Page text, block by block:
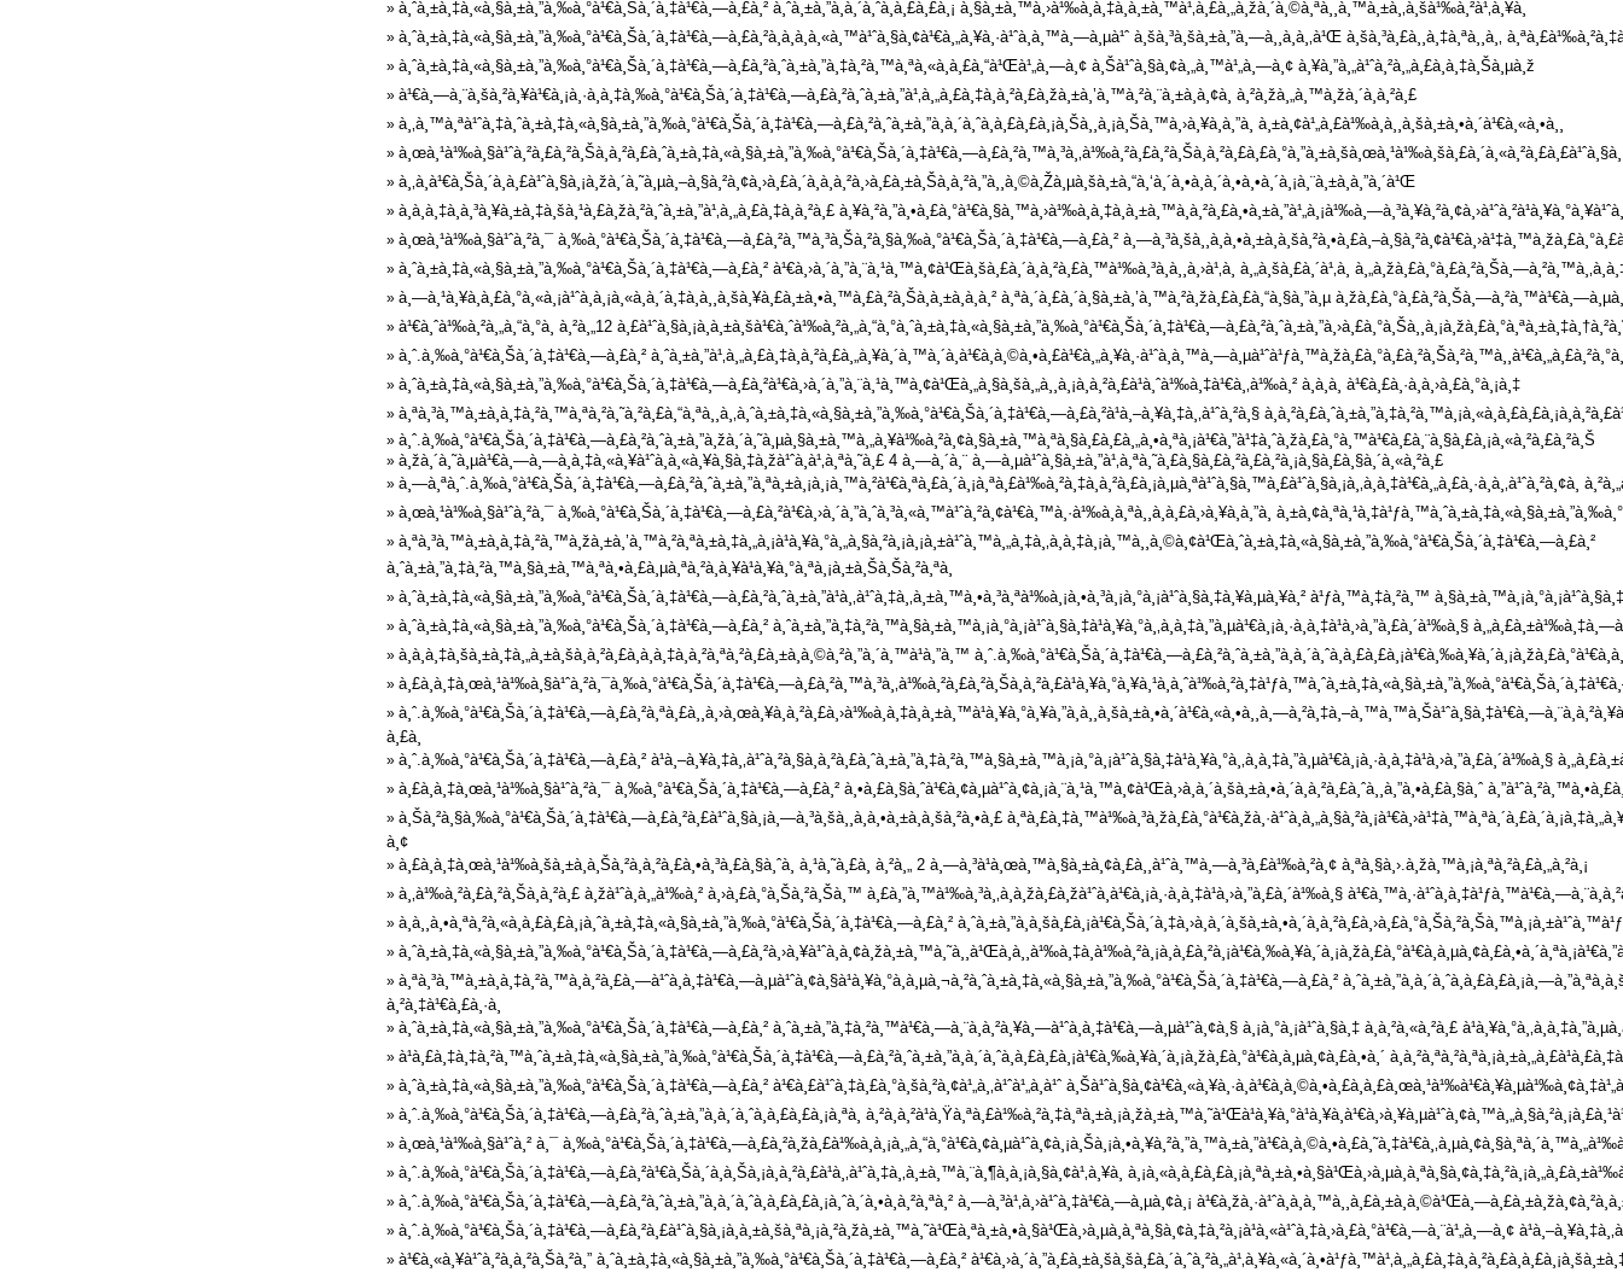
» à¸ˆà¸±à¸‡à¸«à¸§à¸±à¸”à¸‰à¸°à¹€à¸Šà¸´à¸‡à¹€à¸—à¸£à¸² à¸ˆà¸±à¸”à¸à¸´à¸ˆà¸à¸£à¸£à¸¡ à¸§à¸±à¸™à¸›à¹‰à¸­à¸‡à¸à¸±à¸™à¹‚à¸£à¸„à¸žà¸´à¸©à¸ªà¸¸à¸™à¸±à¸‚à¸šà¹‰à¸²à¹‚à¸¥à¸
» à¸ˆà¸±à¸‡à¸«à¸§à¸±à¸”à¸‰à¸°à¹€à¸Šà¸´à¸‡à¹€à¸—à¸£à¸²à¸­à¸­à¸à¸«à¸™à¹ˆà¸§à¸¢à¹€à¸„à¸¥à¸·à¹ˆà¸­à¸™à¸—à¸µà¹ˆ à¸šà¸³à¸šà¸±à¸”à¸—à¸¸à¸à¸‚à¹Œ à¸šà¸³à¸£à¸¸à¸‡à¸ªà¸¸à¸‚
» à¸ˆà¸±à¸‡à¸«à¸§à¸±à¸”à¸‰à¸°à¹€à¸Šà¸´à¸‡à¹€à¸—à¸£à¸²à¸ˆà¸±à¸”à¸‡à¸²à¸™à¸ªà¸«à¸à¸£à¸“à¹Œà¹„à¸—à¸¢ à¸Šà¹ˆà¸§à¸¢à¸„à¸™à¹„à¸—à¸¢ à¸¥à¸”à¸„à¹ˆà¸²à¸„à¸£à¸­à¸‡à¸Šà¸µà¸ž
» à¹€à¸—à¸¨à¸šà¸²à¸¥à¹€à¸¡à¸·à¸­à¸‡à¸‰à¸°à¹€à¸Šà¸´à¸‡à¹€à¸—à¸£à¸²à¸ˆà¸±à¸”à¹‚à¸„à¸£à¸‡à¸à¸²à¸£à¸žà¸±à¸’à¸™à¸²à¸¨à¸±à¸à¸¢à¸ à¸²à¸žà¸„à¸™à¸žà¸´à¸à¸²à¸£
» à¸‚à¸™à¸ªà¹ˆà¸‡à¸ˆà¸±à¸‡à¸«à¸§à¸±à¸”à¸‰à¸°à¹€à¸Šà¸´à¸‡à¹€à¸—à¸£à¸²à¸ˆà¸±à¸”à¸à¸´à¸ˆà¸à¸£à¸£à¸¡à¸Šà¸¸à¸¡à¸Šà¸™à¸›à¸¥à¸­à¸”à¸ à¸±à¸¢à¹„à¸£à¹‰à¸­à¸¸à¸šà¸±à¸•à¸´à¹€à¸«à¸•à¸¸
»
» à¸‚à¸­à¹€à¸Šà¸´à¸à¸£à¹ˆà¸§à¸¡à¸žà¸´à¸˜à¸µà¸–à¸§à¸²à¸¢à¸›à¸£à¸´à¸à¸à¸²à¸›à¸£à¸±à¸Šà¸à¸²à¸”à¸¸à¸©à¸Žà¸µà¸šà¸±à¸“à¸‘à¸´à¸•à¸à¸´à¸•à¸•à¸´à¸¡à¸¨à¸±à¸à¸”à¸´à¹Œ
» à¸à¸­à¸‡à¸à¸³à¸¥à¸±à¸‡à¸šà¸¹à¸£à¸žà¸²à¸ˆà¸±à¸”à¹‚à¸„à¸£à¸‡à¸à¸²à¸£
» à¸œà¸¹à¹‰à¸§à¹ˆà¸²à¸¯ à¸‰à¸°à¹€à¸Šà¸´à¸‡à¹€à¸—à¸£à¸²à¸™à¸³à¸Šà¸²à¸§à¸‰à¸°à¹€à¸Šà¸´à¸‡à¹€à¸—à¸£à¸²
» à¸ˆà¸±à¸‡à¸«à¸§à¸±à¸”à¸‰à¸°à¹€à¸Šà¸´à¸‡à¹€à¸—à¸£à¸² à¹€à¸›à¸´à¸”à¸¨à¸¹à¸™à¸¢à¹Œà¸šà¸£à¸´à¸à¸²à¸£à¸™à¹‰à¸³à¸­à¸¸à¸›à¹‚à¸ à¸„à¸šà¸£à¸´à¹‚à¸
» à¸—à¸¹à¸¥à¸à¸£à¸°à¸«à¸¡à¹ˆà¸­à¸¡à¸«à¸à¸´à¸‡à¸­à¸¸à¸šà¸¥à¸£à¸±à¸•à¸™à¸£à¸²à¸Šà¸à¸±à¸à¸à¸² à¸ªà¸´à¸£à¸´à¸§à¸±à¸’à¸™à¸²à¸žà¸£à¸£à¸“à¸§à¸”à¸µ
» à¹€à¸ˆà¹‰à¸²à¸„à¸“à¸°à¸ à¸²à¸„12
» à¸ˆ.à¸‰à¸°à¹€à¸Šà¸´à¸‡à¹€à¸—à¸£à¸²
» à¸ˆà¸±à¸‡à¸«à¸§à¸±à¸”à¸‰à¸°à¹€à¸Šà¸´à¸‡à¹€à¸—à¸£à¸²à¹€à¸›à¸´à¸”à¸¨à¸¹à¸™à¸¢à¹Œà¸„à¸§à¸šà¸„à¸¸à¸¡à¸à¸²à¸£à¹à¸ˆà¹‰à¸‡à¹€à¸‚à¹‰à¸² à¸­à¸­à¸ à¹€à¸£à¸·à¸­à¸›à¸£à¸°à¸¡à¸‡
» à¸ªà¸³à¸™à¸±à¸à¸‡à¸²à¸™à¸ªà¸²à¸˜à¸²à¸£à¸“à¸ªà¸¸à¸‚à¸ˆà¸±à¸‡à¸«à¸§à¸±à¸”à¸‰à¸°à¹€à¸Šà¸´à¸‡à¹€à¸—à¸£à¸²à¹à¸–à¸¥à¸‡à¸‚à¹ˆà¸²à¸§
» à¸ˆ.à¸‰à¸°à¹€à¸Šà¸´à¸‡à¹€à¸—à¸£à¸²à¸ˆà¸±à¸”à¸žà¸´à¸˜à¸µà¸§à¸±à¸™à¸„à¸¥à¹‰à¸²à¸¢à¸§à¸±à¸™à¸ªà¸§à¸£à¸£à¸„à¸•à¸ªà¸¡à¹€à¸”à¹‡à¸ˆà¸žà¸£à¸°à¸™à¹€à¸£à¸¨à¸§à¸£à¸¡à¸«à¸²à¸£à¸²à¸Š
» à¸žà¸´à¸˜à¸µà¹€à¸—à¸—à¸­à¸‡à¸«à¸¥à¹ˆà¸­à¸«à¸¥à¸§à¸‡à¸žà¹ˆà¸­à¹‚à¸ªà¸˜à¸£ 4 à¸—à¸´à¸¨ à¸—à¸µà¹ˆà¸§à¸±à¸”à¹‚à¸ªà¸˜à¸£à¸§à¸£à¸²à¸£à¸²à¸¡à¸§à¸£à¸§à¸´à¸«à¸²à¸£
» à¸—à¸ªà¸ˆ.à¸‰à¸°à¹€à¸Šà¸´à¸‡à¹€à¸—à¸£à¸²à¸ˆà¸±à¸”à¸ªà¸±à¸¡à¸¡à¸™à¸²à¹€à¸ªà¸£à¸´à¸¡à¸ªà¸£à¹‰à¸²à¸‡à¸à¸²à¸£à¸¡à¸µà¸ªà¹ˆà¸§à¸™à¸£à¹ˆà¸§à¸¡à¸‚à¸­à¸‡à¹€à¸„à¸£à¸·à¸­à¸‚à¹ˆà¸²à¸¢à¸
» à¸œà¸¹à¹‰à¸§à¹ˆà¸²à¸¯ à¸‰à¸°à¹€à¸Šà¸´à¸‡à¹€à¸—à¸£à¸²à¹€à¸›à¸´à¸”à¸ˆà¸³à¸«à¸™à¹ˆà¸²à¸¢à¹€à¸™à¸·à¹‰à¸­à¸ªà¸¸à¸à¸£à¸›à¸¥à¸­à¸”à¸
» à¸ªà¸³à¸™à¸±à¸à¸‡à¸²à¸™à¸žà¸±à¸’à¸™à¸²à¸ªà¸±à¸‡à¸„à¸¡à¹à¸¥à¸°à¸„à¸§à¸²à¸¡à¸¡à¸±à¹ˆà¸™à¸„à¸‡à¸‚à¸­à¸‡à¸¡à¸™à¸¸à¸©à¸¢à¹Œà¸ˆà¸±à¸‡à¸«à¸§à¸±à¸”à¸‰à¸°à¹€à¸Šà¸´à¸‡à¹€à¸—à¸£à¸²
à¸ˆà¸±à¸”à¸‡à¸²à¸™à¸§à¸±à¸™à¸ªà¸•à¸£à¸µà¸ªà¸²à¸à¸¥à¹à¸¥à¸°à¸ªà¸¡à¸±à¸Šà¸Šà¸²à¸ªà¸
» à¸ˆà¸±à¸‡à¸«à¸§à¸±à¸”à¸‰à¸°à¹€à¸Šà¸´à¸‡à¹€à¸—à¸£à¸²à¸ˆà¸±à¸”à¹à¸‚à¹ˆà¸‡à¸‚à¸±à¸™à¸•à¸³à¸ªà¹‰à¸¡à¸•à¸³à¸¡à¸°à¸¡à¹ˆà¸§à¸‡à¸¥à¸µà¸¥à¸² à¹ƒà¸™à¸‡à¸²à¸™
» à¸ˆà¸±à¸‡à¸«à¸§à¸±à¸”à¸‰à¸°à¹€à¸Šà¸´à¸‡à¹€à¸—à¸£à¸² à¸ˆà¸±à¸”à¸‡à¸²à¸™à¸§à¸±à¸™à¸¡à¸°à¸¡à¹ˆà¸§à¸‡à¹à¸¥à¸°à¸‚à¸­à¸‡à¸”à¸µà¹€à¸¡à¸·à¸­à¸‡à¹à¸›à¸”à¸£à¸´à¹‰à¸§
» à¸à¸­à¸‡à¸šà¸±à¸‡à¸„à¸±à¸šà¸à¸²à¸£à¸à¸­à¸‡à¸­à¸²à¸ªà¸²à¸£à¸±à¸à¸©à¸²à¸”à¸´à¸™à¹à¸”à¸™
»
»
à¸£à¸
» à¸ˆ.à¸‰à¸°à¹€à¸Šà¸´à¸‡à¹€à¸—à¸£à¸² à¹à¸–à¸¥à¸‡à¸‚à¹ˆà¸²à¸§à¸à¸²à¸£à¸ˆà¸±à¸”à¸‡à¸²à¸™à¸§à¸±à¸™à¸¡à¸°à¸¡à¹ˆà¸§à¸‡à¹à¸¥à¸°à¸‚à¸­à¸‡à¸”à¸µà¹€à¸¡à¸·à¸­à¸‡à¹à¸›à¸”à¸£à¸´à¹‰à¸§
» à¸£à¸­à¸‡à¸œà¸¹à¹‰à¸§à¹ˆà¸²à¸¯ à¸‰à¸°à¹€à¸Šà¸´à¸‡à¹€à¸—à¸£à¸² à¸•à¸£à¸§à¸ˆà¹€à¸¢à¸µà¹ˆà¸¢à¸¡à¸¨à¸¹à¸™à¸¢à¹Œà¸›à¸à¸´à¸šà¸±à¸•à¸´à¸à¸²à¸£à¸ˆà¸¸à¸”à¸•à¸£à¸§à¸ˆ
» à¸Šà¸²à¸§à¸‰à¸°à¹€à¸Šà¸´à¸‡à¹€à¸—à¸£à¸²à¸£à¹ˆà¸§à¸¡à¸—à¸³à¸šà¸¸à¸à¸•à¸±à¸à¸šà¸²à¸•à¸£
à¸¢
» à¸£à¸­à¸‡à¸œà¸¹à¹‰à¸šà¸±à¸à¸Šà¸²à¸à¸²à¸£à¸•à¸³à¸£à¸§à¸ˆà¸ à¸¹à¸˜à¸£à¸ à¸²à¸„ 2 à¸—à¸³à¹à¸œà¸™à¸§à¸±à¸¢à¸£à¸¸à¹ˆà¸™à¸—à¸³à¸£à¹‰à¸²à¸¢ à¸ªà¸§à¸›.à¸žà¸™à¸¡à¸ªà¸²à¸£à¸„à¸²à¸¡
» à¸‚à¹‰à¸²à¸£à¸²à¸Šà¸à¸²à¸£ à¸žà¹ˆà¸­à¸„à¹‰à¸² à¸›à¸£à¸°à¸Šà¸²à¸Šà¸™ à¸£à¸”à¸™à¹‰à¸³à¸‚à¸­à¸žà¸£à¸žà¹ˆà¸­à¹€à¸¡à¸·à¸­à¸‡à¹à¸›à¸”à¸£à¸´à¹‰à¸§
» à¸­à¸¸à¸•à¸ªà¸²à¸«à¸à¸£à¸£à¸¡à¸ˆà¸±à¸‡à¸«à¸§à¸±à¸”à¸‰à¸°à¹€à¸Šà¸´à¸‡à¹€à¸—à¸£à¸²
»
» à¸ªà¸³à¸™à¸±à¸à¸‡à¸²à¸™à¸à¸²à¸£à¸—à¹ˆà¸­à¸‡à¹€à¸—à¸µà¹ˆà¸¢à¸§à¹à¸¥à¸°à¸à¸µà¸¬à¸²à¸ˆà¸±à¸‡à¸«à¸§à¸±à¸”à¸‰à¸°à¹€à¸Šà¸´à¸‡à¹€à¸—à¸£à¸²
à¸²à¸‡à¹€à¸£à¸·à¸­
» à¸ˆà¸±à¸‡à¸«à¸§à¸±à¸”à¸‰à¸°à¹€à¸Šà¸´à¸‡à¹€à¸—à¸£à¸² à¸ˆà¸±à¸”à¸‡à¸²à¸™à¹€à¸—à¸¨à¸à¸²à¸¥à¸—à¹ˆà¸­à¸‡à¹€à¸—à¸µà¹ˆà¸¢à¸§ à¸¡à¸°à¸¡à¹ˆà¸§à¸‡ à¸­à¸²à¸«à¸²à¸£
» à¹à¸£à¸‡à¸‡à¸²à¸™à¸ˆà¸±à¸‡à¸«à¸§à¸±à¸”à¸‰à¸°à¹€à¸Šà¸´à¸‡à¹€à¸—à¸£à¸²à¸ˆà¸±à¸”à¸à¸´à¸ˆà¸à¸£à¸£à¸¡à¹€à¸‰à¸¥à¸´à¸¡à¸žà¸£à¸°à¹€à¸à¸µà¸¢à¸£à¸•à¸´
» à¸ˆà¸±à¸‡à¸«à¸§à¸±à¸”à¸‰à¸°à¹€à¸Šà¸´à¸‡à¹€à¸—à¸£à¸² à¹€à¸£à¹ˆà¸‡à¸£à¸°à¸šà¸²à¸¢à¹„à¸‚à¹ˆà¹„à¸à¹ˆ
» à¸ˆ.à¸‰à¸°à¹€à¸Šà¸´à¸‡à¹€à¸—à¸£à¸²à¸ˆà¸±à¸”à¸à¸´à¸ˆà¸à¸£à¸£à¸¡à¸ªà¸
» à¸œà¸¹à¹‰à¸§à¹ˆà¸² à¸¯
» à¸ˆ.à¸‰à¸°à¹€à¸Šà¸´à¸‡à¹€à¸—à¸£à¸²à¹€à¸Šà¸´à¸à¸Šà¸¡à¸à¸²à¸£à¹à¸‚à¹ˆà¸‡à¸‚à¸±à¸™à¸¨à¸¶à¸à¸¡à¸§à¸¢à¹‚à¸¥à¸
» à¸ˆ.à¸‰à¸°à¹€à¸Šà¸´à¸‡à¹€à¸—à¸£à¸²à¸ˆà¸±à¸”à¸à¸´à¸ˆà¸à¸£à¸£à¸¡à¸ˆà¸´à¸•à¸­à¸²à¸ªà¸² à¸—à¸³à¹‚à¸›à¹ˆà¸‡à¹€à¸—à¸µà¸¢à¸¡
» à¸ˆ.à¸‰à¸°à¹€à¸Šà¸´à¸‡à¹€à¸—à¸£à¸²à¸£à¹ˆà¸§à¸¡à¸à¸±à¸šà¸ªà¸¡à¸²à¸žà¸±à¸™à¸˜à¹Œà¸ªà¸±à¸•à¸§à¹Œà¸›à¸µà¸à¸ªà¸§à¸¢à¸‡à¸²à¸¡à¹à¸«à¹ˆà¸‡à¸›à¸£à¸°à¹€à¸—à¸¨à¹„à¸—à¸¢
» à¹€à¸«à¸¥à¹ˆà¸²à¸à¸²à¸Šà¸²à¸” à¸ˆà¸±à¸‡à¸«à¸§à¸±à¸”à¸‰à¸°à¹€à¸Šà¸´à¸‡à¹€à¸—à¸£à¸²